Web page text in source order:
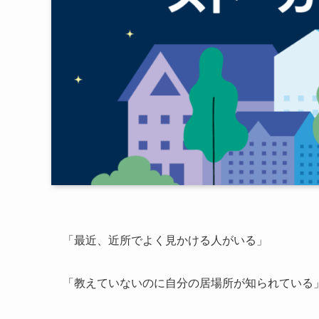
「最近、近所でよく見かける人がいる」
「教えていないのに自分の居場所が知られている